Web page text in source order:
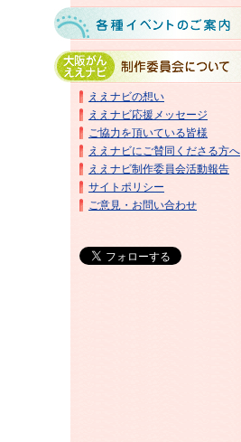
ええナビの想い
ええナビ応援メッセージ
ご協力を頂いている皆様
ええナビにご賛同くださる方へ
ええナビ制作委員会活動報告
サイトポリシー
ご意見・お問い合わせ